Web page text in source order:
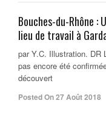
Bouches-du-Rhône
lieu de travail à
par Y.C. Illustration. DR
pas encore été
découvert
Posted On 27 Août 2018